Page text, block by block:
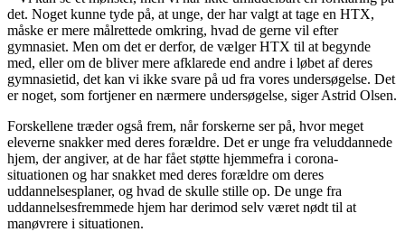
det. Noget kunne tyde på, at unge, der har valgt at tage en HTX,
måske er mere målrettede omkring, hvad de gerne vil efter
gymnasiet. Men om det er derfor, de vælger HTX til at begynde
med, eller om de bliver mere afklarede end andre i løbet af deres
gymnasietid, det kan vi ikke svare på ud fra vores undersøgelse. Det
er noget, som fortjener en nærmere undersøgelse, siger Astrid Olsen.
Forskellene træder også frem, når forskerne ser på, hvor meget
eleverne snakker med deres forældre. Det er unge fra veluddannede
hjem, der angiver, at de har fået støtte hjemmefra i corona-
situationen og har snakket med deres forældre om deres
uddannelsesplaner, og hvad de skulle stille op. De unge fra
uddannelsesfremmede hjem har derimod selv været nødt til at
manøvrere i situationen.